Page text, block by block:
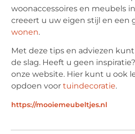
woonaccessoires en meubels
creeert u uw eigen stijl en een
wonen.
Met deze tips en adviezen
de slag. Heeft u geen
onze website. Hier kunt u ook
opdoen voortuindecoratie.
https://mooiemeubeltjes.nl